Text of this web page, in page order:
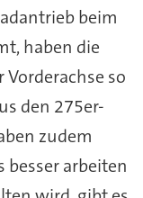
beim
haben die
so
den 275er-
zudem
besser arbeiten